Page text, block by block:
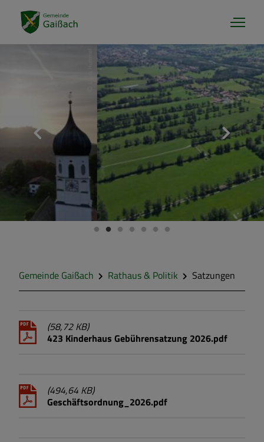
Gaissach & Info
Rathaus & Politik
Tourismus & Kultur
Gemeinde Gaißach Rathaus & Politik Satzungen
(58,72 KB)
423 Kinderhaus Gebührensatzung 2026.pdf
(494,64 KB)
Geschäftsordnung_2026.pdf